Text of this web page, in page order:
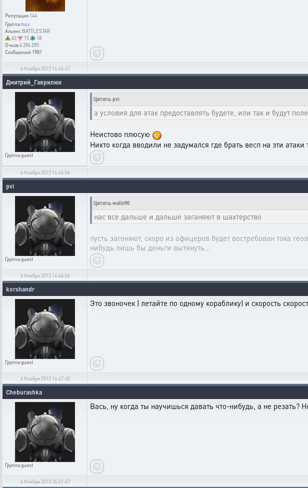
Репутация 144
Группаtoss
Альянс BATTLESTAR
65
15
18
Очков4 394 295
Сообщений 1981
4 Ноября 2013 14:44:47
Дмитрий_Гаврилюк
Группаguest
Цитата: pvi
а условия для атак предоставлять будете, или так и будут
Неистово плюсую
Никто когда вводили не задумался где брать весп на эти атаки
4 Ноября 2013 14:44:56
pvi
Группаguest
Цитата: walle90
нас все дальше и дальше заганяют в шахтерство
пусть загоняют, скоро из офицеров будет востребован тока
нибудь лишь бы деньги вытянуть...
4 Ноября 2013 14:46:56
korshandr
Группаguest
Это звоночек ) летайте по одному кораблику) и скорость
4 Ноября 2013 14:47:40
Cheburashka
Группаguest
Вась, ну когда ты научишься давать что-нибудь, а не резать?
4 Ноября 2013 14:51:47